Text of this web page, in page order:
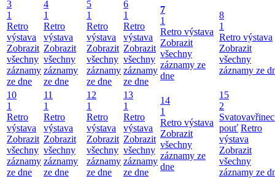
3
1
Retro
výstava
Zobrazit
všechny
záznamy
ze dne
4
1
Retro
výstava
Zobrazit
všechny
záznamy
ze dne
5
1
Retro
výstava
Zobrazit
všechny
záznamy
ze dne
6
1
Retro
výstava
Zobrazit
všechny
záznamy
ze dne
7
1
Retro výstava
Zobrazit
všechny
záznamy ze
dne
8
1
Retro výstava
Zobrazit
všechny
záznamy ze
10
1
Retro
výstava
Zobrazit
všechny
záznamy
ze dne
11
1
Retro
výstava
Zobrazit
všechny
záznamy
ze dne
12
1
Retro
výstava
Zobrazit
všechny
záznamy
ze dne
13
1
Retro
výstava
Zobrazit
všechny
záznamy
ze dne
14
1
Retro výstava
Zobrazit
všechny
záznamy ze
dne
15
2
pouť Retro
výstava
Zobrazit
všechny
záznamy ze